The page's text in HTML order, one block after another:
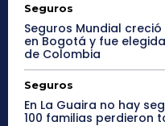
Seguros
Seguros Mundial
en Bogotá y fue
de Colombia
Seguros
En La Guaira no hay
100 familias perdieron